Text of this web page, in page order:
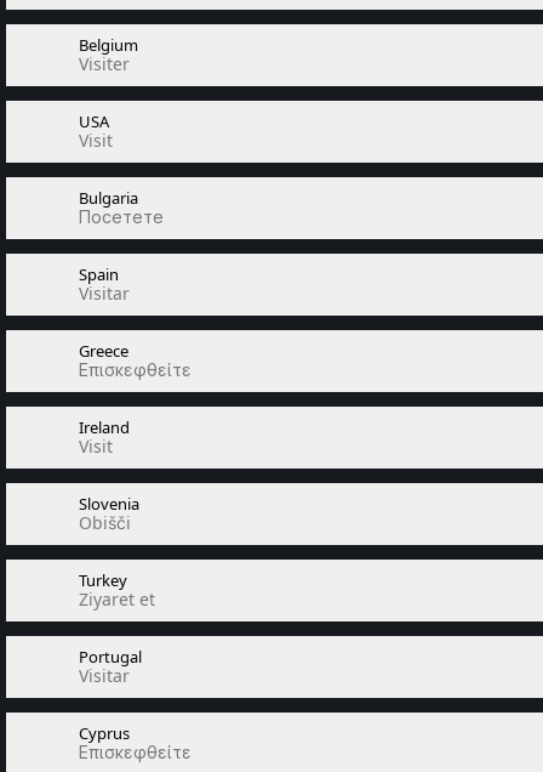
Belgium
Visiter
USA
Visit
Bulgaria
Посетете
Spain
Visitar
Greece
Επισκεφθείτε
Ireland
Visit
Slovenia
Obišči
Turkey
Ziyaret et
Portugal
Visitar
Cyprus
Επισκεφθείτε